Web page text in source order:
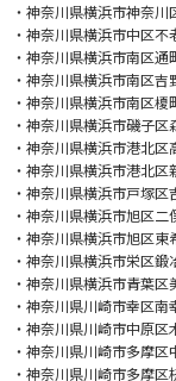
・ 神奈川県横浜市神奈
・神奈川県横浜市中区
・神奈川県横浜市南区
・神奈川県横浜市南区
・神奈川県横浜市南区
・神奈川県横浜市磯子
・神奈川県横浜市港北
・神奈川県横浜市港北
・神奈川県横浜市戸塚
・神奈川県横浜市旭区
・神奈川県横浜市旭区
・神奈川県横浜市栄区
・神奈川県横浜市青葉
・神奈川県川崎市幸区
・神奈川県川崎市中原
・神奈川県川崎市多摩
・神奈川県川崎市多摩